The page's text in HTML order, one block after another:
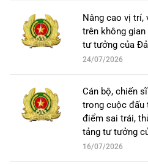
Nâng cao vị
trên không
tư tưởng của
24/07/2026
Cán bộ, chiến
trong cuộc đấu
điểm sai trái,
tảng tư tưởng
16/07/2026